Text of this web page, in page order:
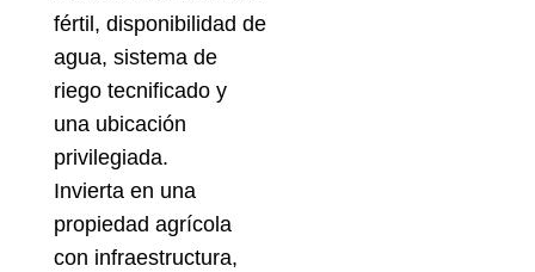
fértil, disponibilidad de
agua, sistema de
riego tecnificado y
una ubicación
privilegiada.
Invierta en una
propiedad agrícola
con infraestructura,